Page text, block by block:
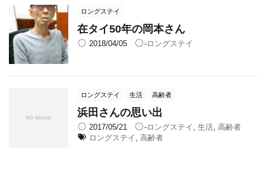
ロングステイ
在タイ50年の岡本さん
2018/04/05 -ロングステイ
ロングステイ 生活 高齢者
浜田さんの思い出
2017/05/21 -ロングステイ 生活, 高齢者
ロングステイ
,高齢者